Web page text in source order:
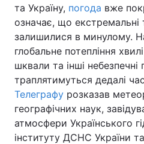
та Україну, погода вже
означає, що екстремальні
залишилися в минулому.
глобальне потепління
шквали та інші небезпечні
траплятимуться дедалі
Телеграфу розказав
географічних наук,
атмосфери Українського
інституту ДСНС України